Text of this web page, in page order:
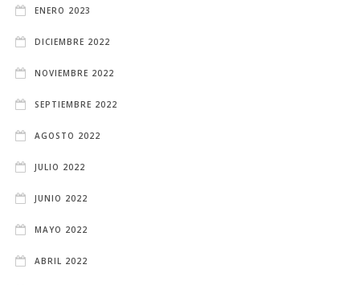
ENERO 2023
DICIEMBRE 2022
NOVIEMBRE 2022
SEPTIEMBRE 2022
AGOSTO 2022
JULIO 2022
JUNIO 2022
MAYO 2022
ABRIL 2022